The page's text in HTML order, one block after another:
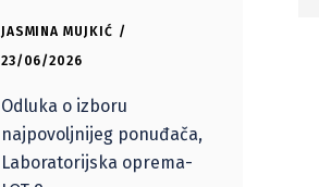
JASMINA MUJKIĆ
23/06/2026
Odluka o izboru
najpovoljnijeg ponuđača,
Laboratorijska oprema-